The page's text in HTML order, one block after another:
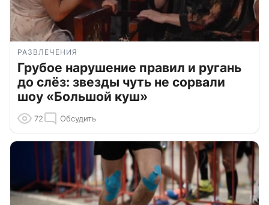
РАЗВЛЕЧЕНИЯ
Грубое нарушение правил и ругань
до слёз: звезды чуть не сорвали
шоу «Большой куш»
72 Обсудить